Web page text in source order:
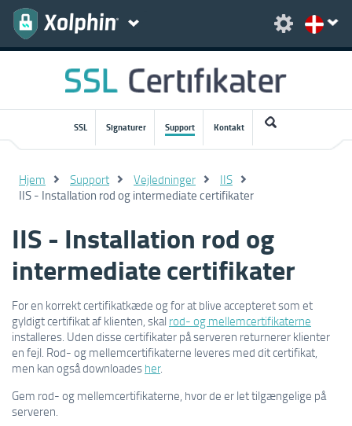
SSL Signaturer Support Kontakt
Hjem Support Vejledninger IIS
IIS - Installation rod og intermediate certifikater
IIS - Installation rod og
intermediate certifikater
For en korrekt certifikatkæde og for at blive accepteret som et
gyldigt certifikat af klienten, skal rod- og mellemcertifikaterne
installeres. Uden disse certifikater på serveren returnerer klienter
en fejl. Rod- og mellemcertifikaterne leveres med dit certifikat,
men kan også downloades her.
Gem rod- og mellemcertifikaterne, hvor de er let tilgængelige på
serveren.